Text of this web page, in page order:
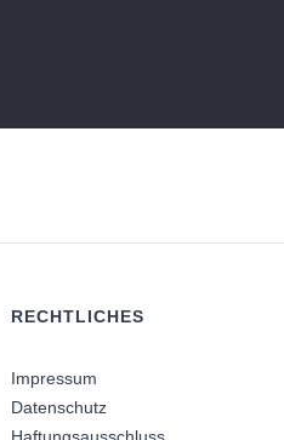
RECHTLICHES
Impressum
Datenschutz